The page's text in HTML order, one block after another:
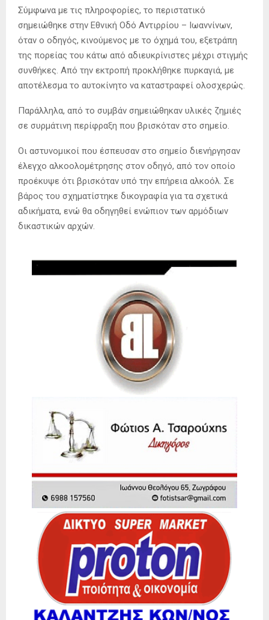
Σύμφωνα με τις πληροφορίες, το περιστατικό
σημειώθηκε στην Εθνική Οδό Αντιρρίου – Ιωαννίνων,
όταν ο οδηγός, κινούμενος με το όχημά του, εξετράπη
της πορείας του κάτω από αδιευκρίνιστες μέχρι στιγμής
συνθήκες. Από την εκτροπή προκλήθηκε πυρκαγιά, με
αποτέλεσμα το αυτοκίνητο να καταστραφεί ολοσχερώς.
Παράλληλα, από το συμβάν σημειώθηκαν υλικές ζημιές
σε συρμάτινη περίφραξη που βρισκόταν στο σημείο.
Οι αστυνομικοί που έσπευσαν στο σημείο διενήργησαν
έλεγχο αλκοολομέτρησης στον οδηγό, από τον οποίο
προέκυψε ότι βρισκόταν υπό την επήρεια αλκοόλ. Σε
βάρος του σχηματίστηκε δικογραφία για τα σχετικά
αδικήματα, ενώ θα οδηγηθεί ενώπιον των αρμόδιων
δικαστικών αρχών.